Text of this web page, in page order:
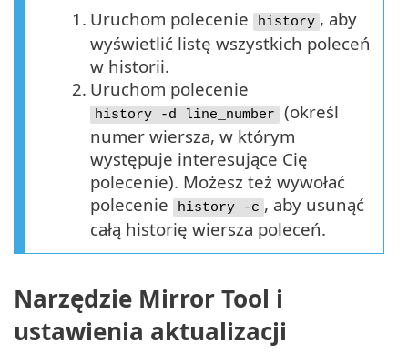
1. Uruchom polecenie history , aby
wyświetlić listę wszystkich poleceń
w historii.
2. Uruchom polecenie
history -d line_number
(określ
numer wiersza, w którym
występuje interesujące Cię
polecenie). Możesz też wywołać
polecenie
history -c , aby usunąć
całą historię wiersza poleceń.
Narzędzie Mirror Tool i
ustawienia aktualizacji